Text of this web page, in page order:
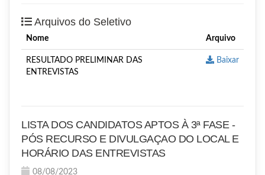
Arquivos do Seletivo
Nome Arquivo
RESULTADO PRELIMINAR DAS
ENTREVISTAS
Baixar
LISTA DOS CANDIDATOS APTOS À 3ª FASE -
PÓS RECURSO E DIVULGAÇAO DO LOCAL E
HORÁRIO DAS ENTREVISTAS
08/08/2023